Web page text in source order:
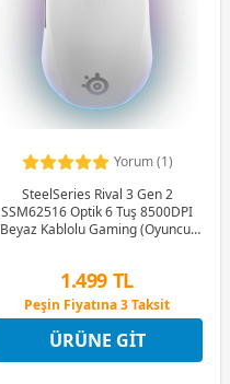
Yorum (1)
SteelSeries Rival 3 Gen 2
SSM62516 Optik 6 Tuş 8500DPI
Beyaz Kablolu Gaming (Oyuncu)
1.499 TL
Peşin Fiyatına 3 Taksit
12 Ay x 176 TL taksitle
Peşin Fiyatına 3 Taksit
ÜRÜNE GIT